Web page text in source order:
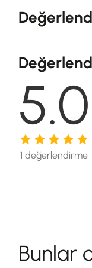
5.0
1 değerlendirme
Bunlar